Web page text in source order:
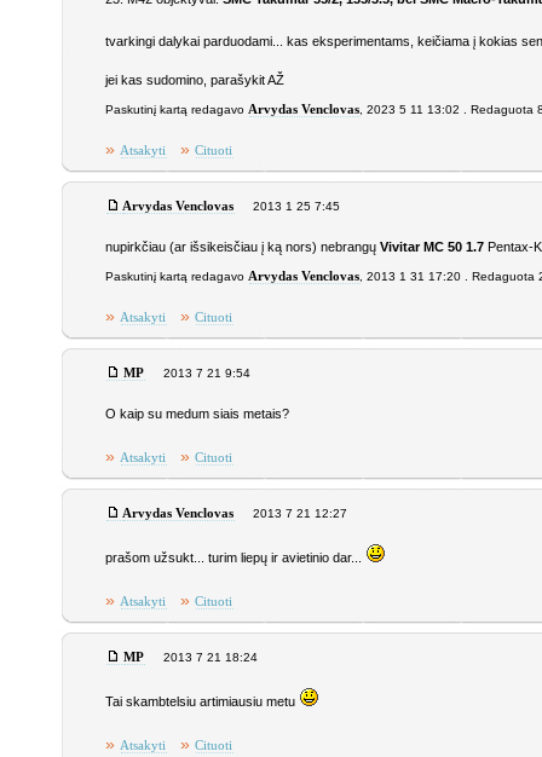
tvarkingi dalykai parduodami... kas eksperimentams, keičiama į kokias
jei kas sudomino, parašykit AŽ
Paskutinį kartą redagavo Arvydas Venclovas , 2023 5 11 13:02 . Redaguota
» Atsakyti » Cituoti
Arvydas Venclovas 2013 1 25 7:45
nupirkčiau (ar išsikeisčiau į ką nors) nebrangųVivitar MC 50 1.7 Pentax-
Paskutinį kartą redagavo Arvydas Venclovas , 2013 1 31 17:20 . Redaguota
» Atsakyti » Cituoti
MP 2013 7 21 9:54
O kaip su medum siais metais?
» Atsakyti » Cituoti
Arvydas Venclovas 2013 7 21 12:27
prašom užsukt... turim liepų ir avietinio dar...
» Atsakyti » Cituoti
MP 2013 7 21 18:24
Tai skambtelsiu artimiausiu metu
» Atsakyti » Cituoti